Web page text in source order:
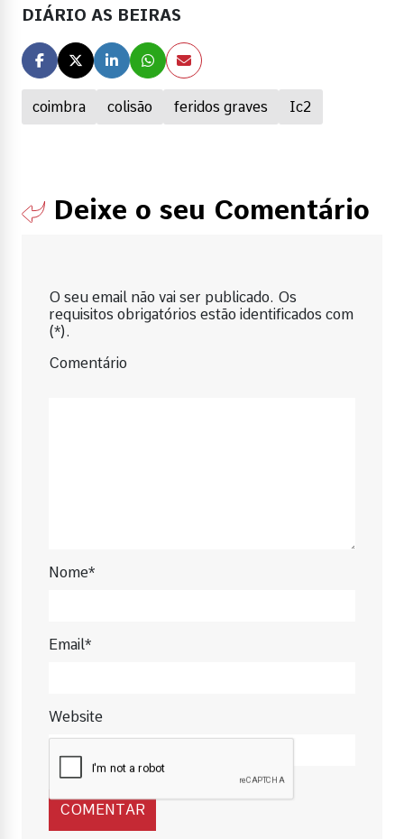
coimbra colisão feridos graves Ic2
DIÁRIO AS BEIRAS
Deixe o seu Comentário
O seu email não vai ser publicado. Os
requisitos obrigatórios estão identificados com
(*).
Comentário
Nome*
Email*
Website